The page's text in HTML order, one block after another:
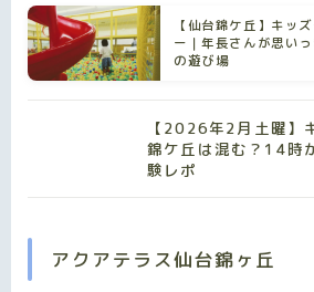
【仙台錦ケ丘】キッ
ー｜年長さんが思い
の遊び場
【2026年2月土曜】
錦ケ丘は混む？14時
験レポ
アクアテラス仙台錦ヶ丘